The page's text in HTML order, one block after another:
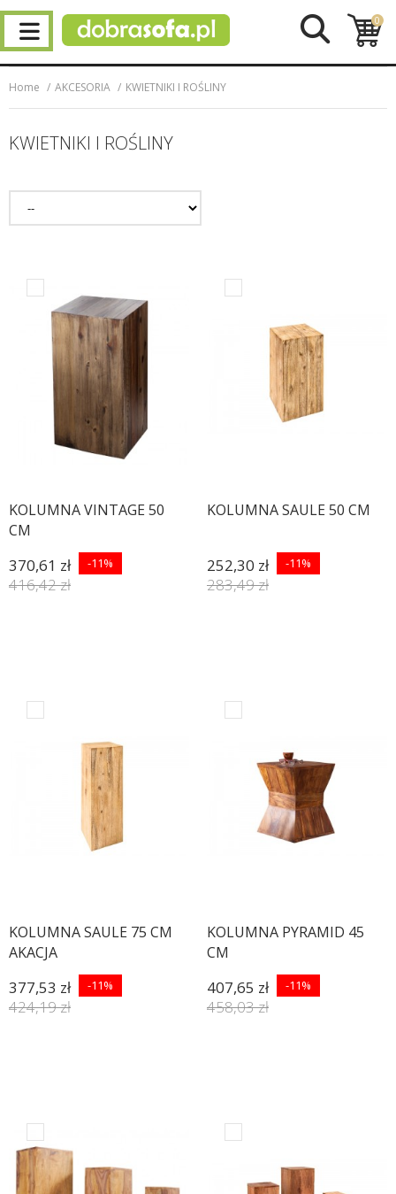
0
Home AKCESORIA KWIETNIKI I ROŚLINY
KWIETNIKI I ROŚLINY
KOLUMNA VINTAGE 50
CM
370,61 zł -11%
416,42 zł
KOLUMNA SAULE 50 CM
252,30 zł -11%
283,49 zł
KOLUMNA SAULE 75 CM
AKACJA
377,53 zł -11%
424,19 zł
KOLUMNA PYRAMID 45
CM
407,65 zł -11%
458,03 zł